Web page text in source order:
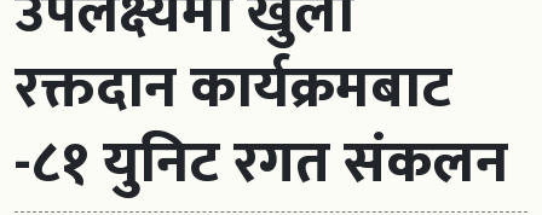
रक्तदान कार्यक्रमबाट
-८१ युनिट रगत संकलन